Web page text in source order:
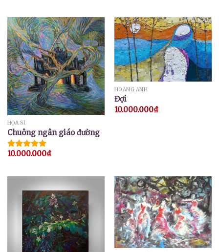
HỌA SĨ
Chuông ngân giáo đường
Được xếp
10.000.000₫
HOÀNG ANH
Đợi
10.000.000₫